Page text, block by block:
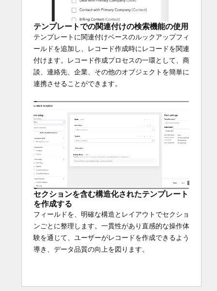
テンプレートでの関連付けの検索機能の使用
テンプレートに関連付けベースのルックアップフィ
ールドを追加し、レコード作成時にレコードを関連
付けます。レコード作成プロセスの一環として、商
談、連絡先、企業、その他のオブジェクトを簡単に
連携させることができます。
セクションを含む構造化されたテンプレート
を作成する
フィールドを、明確な構造とレイアウトでセクショ
ンごとに整理します。一貫性があり直感的な操作体
験を通じて、ユーザーがレコードを作成できるよう
導き、データ品質の向上を図ります。